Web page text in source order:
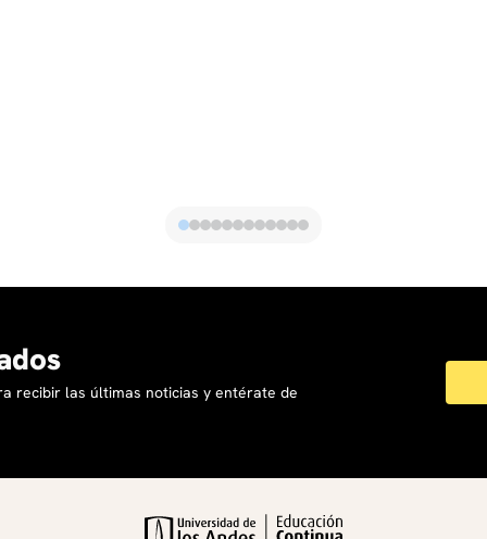
recibir las últimas noticias y entérate de